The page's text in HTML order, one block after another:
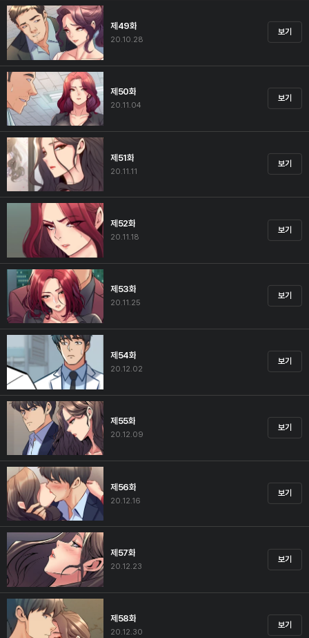
제49화
20.10.28
보기
제50화
20.11.04
보기
제51화
20.11.11
보기
제52화
20.11.18
보기
제53화
20.11.25
보기
제54화
20.12.02
보기
제55화
20.12.09
보기
제56화
20.12.16
보기
제57화
20.12.23
보기
제58화
20.12.30
보기